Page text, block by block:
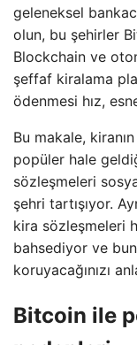
geleneksel
olun, bu şehirler
Blockchain ve
şeffaf kiralama
ödenmesi hız,
Bu makale,
popüler hale
sözleşmeleri
şehri tartışıyor.
kira sözleşmeleri
bahsediyor ve
koruyacağınızı
Bitcoin ile